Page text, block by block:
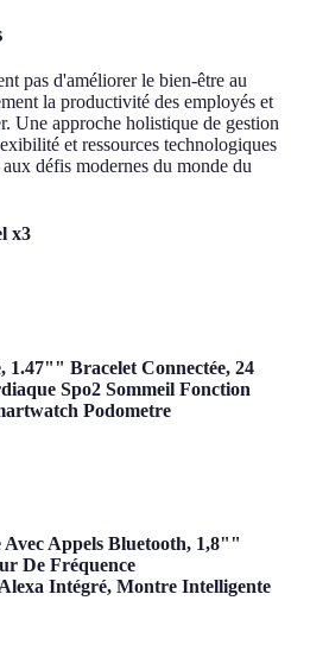
pas d'améliorer le bien-être au
la productivité des employés et
Une approche holistique de gestion
et ressources technologiques
défis modernes du monde du
x3
1.47"" Bracelet Connectée, 24
Spo2 Sommeil Fonction
Podometre
Appels Bluetooth, 1,8""
De Fréquence
Intégré, Montre Intelligente